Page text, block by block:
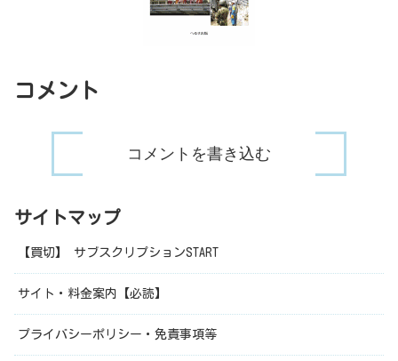
コメント
コメントを書き込む
サイトマップ
【買切】 サブスクリプションSTART
サイト・料金案内【必読】
プライバシーポリシー・免責事項等